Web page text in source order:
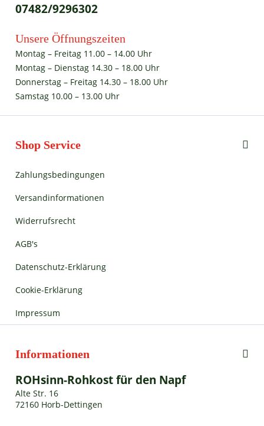
07482/9296302
Unsere Öffnungszeiten
Montag – Freitag 11.00 – 14.00 Uhr
Montag – Dienstag 14.30 – 18.00 Uhr
Donnerstag – Freitag 14.30 – 18.00 Uhr
Samstag 10.00 – 13.00 Uhr
Shop Service
Zahlungsbedingungen
Versandinformationen
Widerrufsrecht
AGB's
Datenschutz-Erklärung
Cookie-Erklärung
Impressum
Informationen
ROHsinn-Rohkost für den Napf
Alte Str. 16
72160 Horb-Dettingen